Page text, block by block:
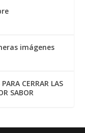
imágenes
CERRAR LAS
SABOR